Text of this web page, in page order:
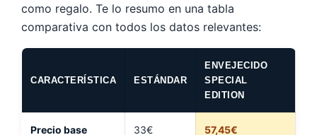
como regalo. Te lo resumo en una tabla
comparativa con todos los datos relevantes:
CARACTERÍSTICA ESTÁNDAR
ENVEJECIDO
SPECIAL
EDITION
Precio base 33€ 57,45€